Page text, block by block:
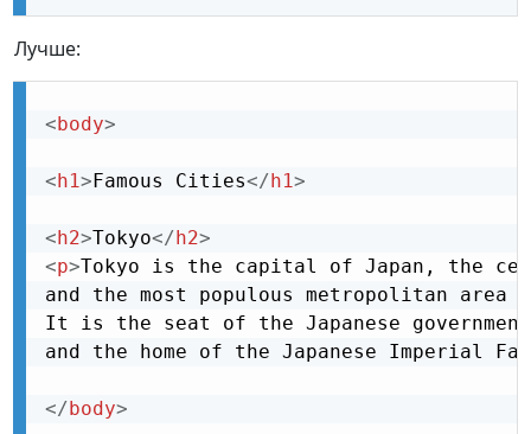
Лучше:
< body>
< h1> Famous Cities</ h1>
< h2>Tokyo</ h2>
<p>Tokyo is the capital of Japan, the
and the most populous metropolitan
It is the seat of the Japanese
and the home of the Japanese Imperial
</ body>